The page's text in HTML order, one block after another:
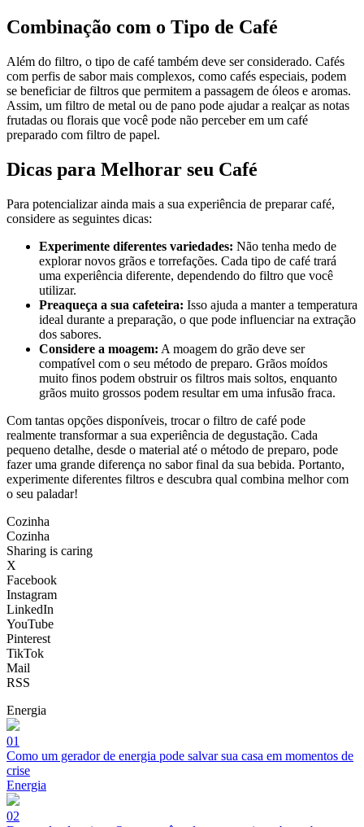
Combinação com o Tipo de Café
Além do filtro, o tipo de café também deve ser considerado. Cafés
com perfis de sabor mais complexos, como cafés especiais, podem
se beneficiar de filtros que permitem a passagem de óleos e aromas.
Assim, um filtro de metal ou de pano pode ajudar a realçar as notas
frutadas ou florais que você pode não perceber em um café
preparado com filtro de papel.
Dicas para Melhorar seu Café
Para potencializar ainda mais a sua experiência de preparar café,
considere as seguintes dicas:
Experimente diferentes variedades: Não tenha medo de
explorar novos grãos e torrefações. Cada tipo de café trará
uma experiência diferente, dependendo do filtro que você
utilizar.
Preaqueça a sua cafeteira: Isso ajuda a manter a temperatura
ideal durante a preparação, o que pode influenciar na extração
dos sabores.
Considere a moagem: A moagem do grão deve ser
compatível com o seu método de preparo. Grãos moídos
muito finos podem obstruir os filtros mais soltos, enquanto
grãos muito grossos podem resultar em uma infusão fraca.
Com tantas opções disponíveis, trocar o filtro de café pode
realmente transformar a sua experiência de degustação. Cada
pequeno detalhe, desde o material até o método de preparo, pode
fazer uma grande diferença no sabor final da sua bebida. Portanto,
experimente diferentes filtros e descubra qual combina melhor com
o seu paladar!
Cozinha
Cozinha
Sharing is caring
X
Facebook
Instagram
LinkedIn
YouTube
Pinterest
TikTok
Mail
RSS
Energia
01
Como um gerador de energia pode salvar sua casa em momentos de
crise
Energia
02